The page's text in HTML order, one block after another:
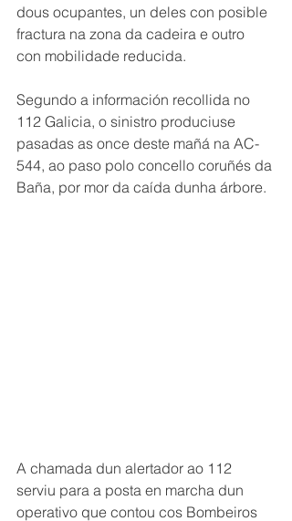
dous ocupantes, un deles con posible
fractura na zona da cadeira e outro
con mobilidade reducida.
Segundo a información recollida no
112 Galicia, o sinistro produciuse
pasadas as once deste mañá na AC-
544, ao paso polo concello coruñés da
Baña, por mor da caída dunha árbore.
A chamada dun alertador ao 112
serviu para a posta en marcha dun
operativo que contou cos Bombeiros